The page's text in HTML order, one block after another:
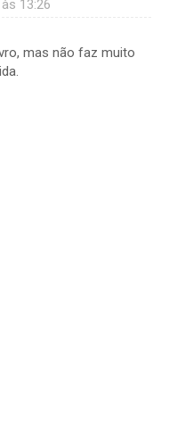
13:26
mas não faz muito